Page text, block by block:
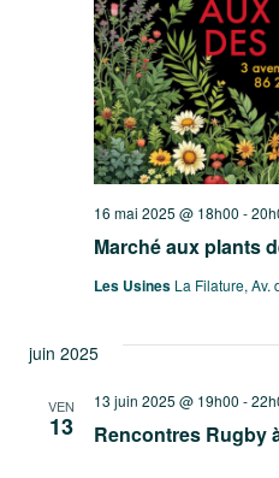
Marché aux plants
16 mai 2025 @ 18h00 -
Les Usines La Filature, Av.
juin 2025
VEN
13 Rencontres Rugby
13 juin 2025 @ 19h00 -